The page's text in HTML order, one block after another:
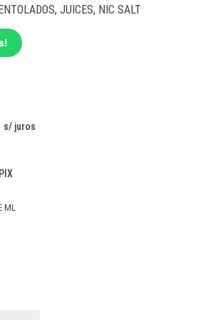
, JUICES, NIC SALT
s/ juros
ML